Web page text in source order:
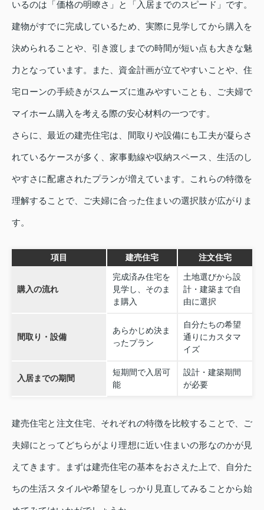
いるのは「価格の明瞭さ」と「入居までのスピード」です。
建物がすでに完成しているため、実際に見学してから購入を
決められることや、引き渡しまでの時間が短い点も大きな魅
力となっています。また、資金計画が立てやすいことや、住
宅ローンの手続きがスムーズに進みやすいことも、ご夫婦で
マイホーム購入を考える際の安心材料の一つです。
さらに、最近の建売住宅は、間取りや設備にも工夫が凝らさ
れているケースが多く、家事動線や収納スペース、生活のし
やすさに配慮されたプランが増えています。これらの特徴を
理解することで、ご夫婦に合った住まいの選択肢が広がりま
す。
項目 建売住宅 注文住宅
購入の流れ
完成済み住宅を
見学し、そのま
ま購入
土地選びから設
計・建築まで自
由に選択
間取り・設備
あらかじめ決ま
ったプラン
自分たちの希望
通りにカスタマ
イズ
入居までの期間
短期間で入居可
能
設計・建築期間
が必要
建売住宅と注文住宅、それぞれの特徴を比較することで、ご
夫婦にとってどちらがより理想に近い住まいの形なのかが見
えてきます。まずは建売住宅の基本をおさえた上で、自分た
ちの生活スタイルや希望をしっかり見直してみることから始